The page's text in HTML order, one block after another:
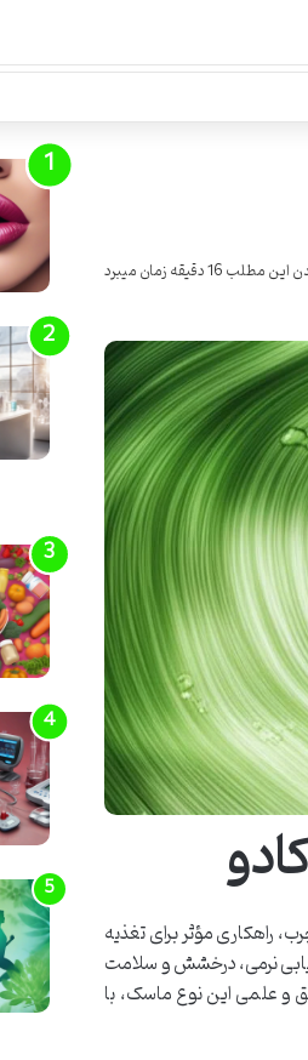
16 دقیقه زمان میبرد
راهکاری مؤثر برای تغذیه
نرمی، درخشش و سلامت
و علمی این نوع ماسک، با